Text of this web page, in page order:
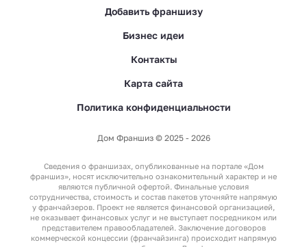
Добавить франшизу
Бизнес идеи
Контакты
Карта сайта
Политика конфиденциальности
Дом Франшиз © 2025 - 2026